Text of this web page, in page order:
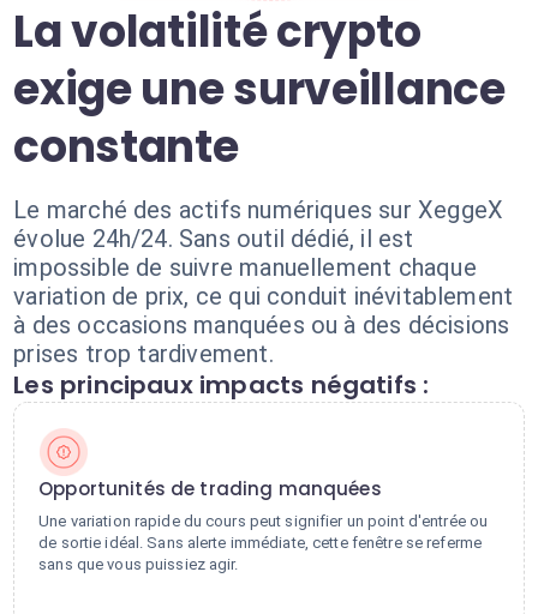
La volatilité crypto
exige une surveillance
constante
Le marché des actifs numériques sur XeggeX
évolue 24h/24. Sans outil dédié, il est
impossible de suivre manuellement chaque
variation de prix, ce qui conduit inévitablement
à des occasions manquées ou à des décisions
prises trop tardivement.
Les principaux impacts négatifs :
Opportunités de trading manquées
Une variation rapide du cours peut signifier un point d'entrée ou
de sortie idéal. Sans alerte immédiate, cette fenêtre se referme
sans que vous puissiez agir.